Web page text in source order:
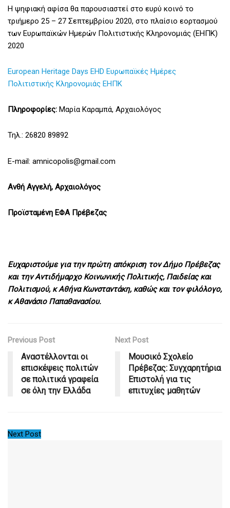
Η ψηφιακή αφίσα θα παρουσιαστεί στο ευρύ κοινό το
τριήμερο 25 – 27 Σεπτεμβρίου 2020, στο πλαίσιο εορτασμού
των Ευρωπαϊκών Ημερών Πολιτιστικής Κληρονομιάς (ΕΗΠΚ)
2020
European Heritage Days EHD Ευρωπαϊκές Ημέρες
Πολιτιστικής Κληρονομιάς ΕΗΠΚ
Πληροφορίες: Μαρία Καραμπά, Αρχαιολόγος
Τηλ.: 26820 89892
Ε-mail: amnicopolis@gmail.com
Ανθή Αγγελή, Αρχαιολόγος
Προϊσταμένη ΕΦΑ Πρέβεζας
Ευχαριστούμε για την πρώτη απόκριση τον Δήμο Πρέβεζας
και την Αντιδήμαρχο Κοινωνικής Πολιτικής, Παιδείας και
Πολιτισμού, κ Αθήνα Κωνσταντάκη, καθώς και τον φιλόλογο,
κ Αθανάσιο Παπαθανασίου.
Previous Post
Αναστέλλονται οι
επισκέψεις πολιτών
σε πολιτικά γραφεία
σε όλη την Ελλάδα
Next Post
Μουσικό Σχολείο
Πρέβεζας: Συγχαρητήρια
Επιστολή για τις
επιτυχίες μαθητών
Next Post